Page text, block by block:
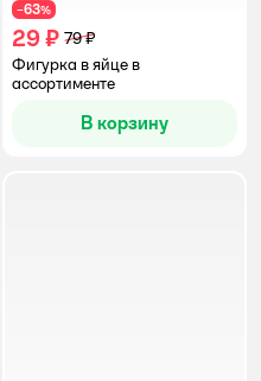
−63%
29 ₽ 79 ₽
Фигурка в яйце в
ассортименте
В корзину